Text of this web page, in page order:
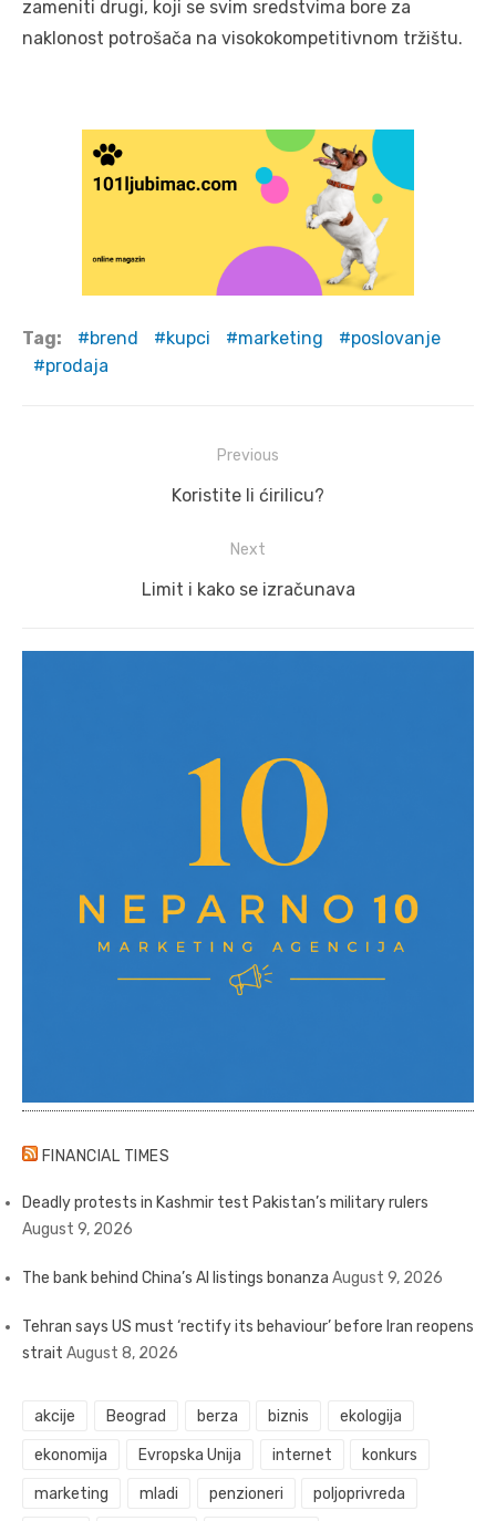
zameniti drugi, koji se svim sredstvima bore za
naklonost potrošača na visokokompetitivnom tržištu.
Tag: brend kupci marketing
poslovanje
prodaja
Previous
Previous
Koristite li ćirilicu?
Next
Next
Limit i kako se izračunava
FINANCIAL TIMES
Deadly protests in Kashmir test Pakistan’s military rulers
August 9, 2026
The bank behind China’s AI listings bonanza August 9, 2026
Tehran says US must ‘rectify its behaviour’ before Iran reopens
strait August 8, 2026
akcije Beograd berza biznis ekologija
ekonomija Evropska Unija internet konkurs
marketing mladi penzioneri poljoprivreda